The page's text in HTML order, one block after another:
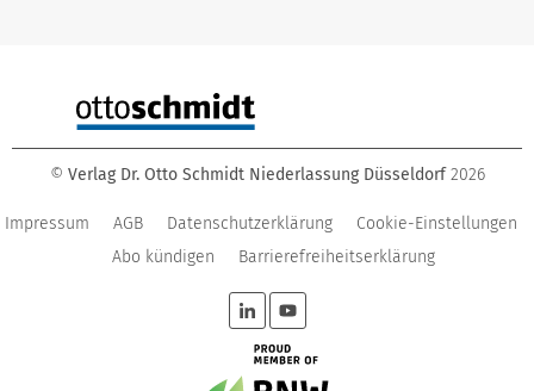
© Verlag Dr. Otto Schmidt Niederlassung Düsseldorf 2026
Impressum AGB Datenschutzerklärung
Cookie-Einstellungen
Abo kündigen
Barrierefreiheitserklärung